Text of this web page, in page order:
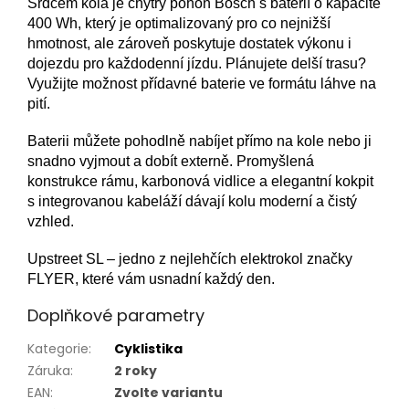
Srdcem kola je chytrý pohon Bosch s baterií o kapacitě
400 Wh, který je optimalizovaný pro co nejnižší
hmotnost, ale zároveň poskytuje dostatek výkonu i
dojezdu pro každodenní jízdu. Plánujete delší trasu?
Využijte možnost přídavné baterie ve formátu láhve na
pití.
Baterii můžete pohodlně nabíjet přímo na kole nebo ji
snadno vyjmout a dobít externě. Promyšlená
konstrukce rámu, karbonová vidlice a elegantní kokpit
s integrovanou kabeláží dávají kolu moderní a čistý
vzhled.
Upstreet SL – jedno z nejlehčích elektrokol značky
FLYER, které vám usnadní každý den.
Doplňkové parametry
Kategorie:
Cyklistika
Záruka:
2 roky
EAN:
Zvolte variantu